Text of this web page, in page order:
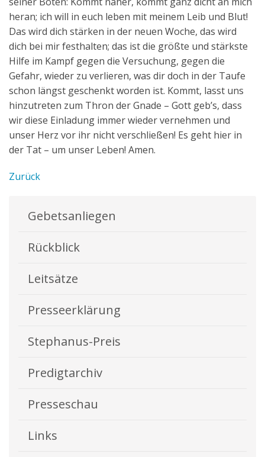
heran; ich will in euch leben mit meinem Leib und Blut!
Das wird dich stärken in der neuen Woche, das wird
dich bei mir festhalten; das ist die größte und stärkste
Hilfe im Kampf gegen die Versuchung, gegen die
Gefahr, wieder zu verlieren, was dir doch in der Taufe
schon längst geschenkt worden ist. Kommt, lasst uns
hinzutreten zum Thron der Gnade – Gott geb’s, dass
wir diese Einladung immer wieder vernehmen und
unser Herz vor ihr nicht verschließen! Es geht hier in
der Tat – um unser Leben! Amen.
Zurück
Gebetsanliegen
Rückblick
Leitsätze
Presseerklärung
Stephanus-Preis
Predigtarchiv
Presseschau
Links